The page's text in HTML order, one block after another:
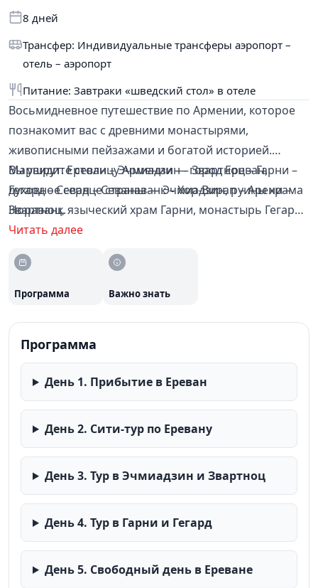
8 дней
Трансфер: Индивидуальные трансферы аэропорт –
отель – аэропорт
Питание: Завтраки «шведский стол» в отеле
Восьмидневное путешествие по Армении, которое
познакомит вас с древними монастырями,
живописными пейзажами и богатой историей.
Маршрут: Ереван – Эчмиадзин – Звартноц – Гарни –
Гегард – Севан – Севанаванк – Хор-Вирап – Арени –
Нораванк.
Вы увидите столицу Армении — город Ереван,
духовное сердце страны — Эчмиадзин, руины храма
Звартноц, языческий храм Гарни, монастырь Гегард,
высеченный в скале, озеро Севан с монастырём
Арарат, винодельческий регион Арени и монастырь
Нораванк среди красных скал.
Читать далее
Программа Важно знать
Программа
День 1. Прибытие в Ереван
День 2. Сити-тур по Еревану
День 3. Тур в Эчмиадзин и Звартноц
День 4. Тур в Гарни и Гегард
День 5. Свободный день в Ереване